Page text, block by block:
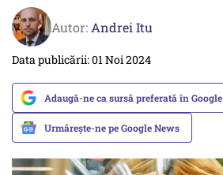
Autor: Andrei Itu
Data publicării: 01 Noi 2024
Adaugă-ne ca sursă preferată în Google
Urmărește-ne pe Google News